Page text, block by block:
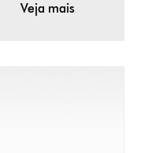
Veja mais